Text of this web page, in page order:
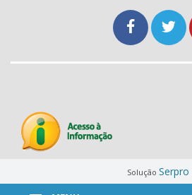
Solução Serpro